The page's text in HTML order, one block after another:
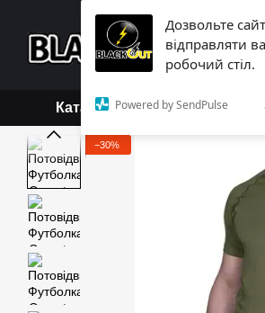
Дозвольте
відправляти
робочий стіл.
Powered by SendPulse
Перейти до основного контенту
Каталог
−30%